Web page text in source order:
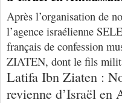
Après l’organisation de
l’agence israélienne
français de confession
ZIATEN, dont le fils
Latifa Ibn Ziaten :
revienne d’Israël en